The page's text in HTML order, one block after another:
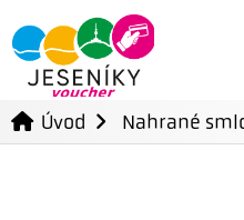
Úvod Nahrané